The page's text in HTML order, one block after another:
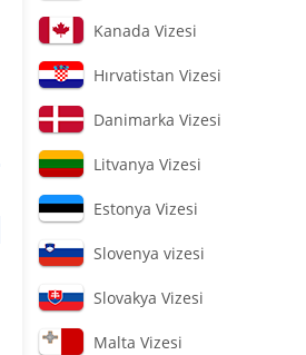
Kanada Vizesi
Hırvatistan Vizesi
Danimarka Vizesi
Litvanya Vizesi
Estonya Vizesi
Slovenya vizesi
Slovakya Vizesi
Malta Vizesi